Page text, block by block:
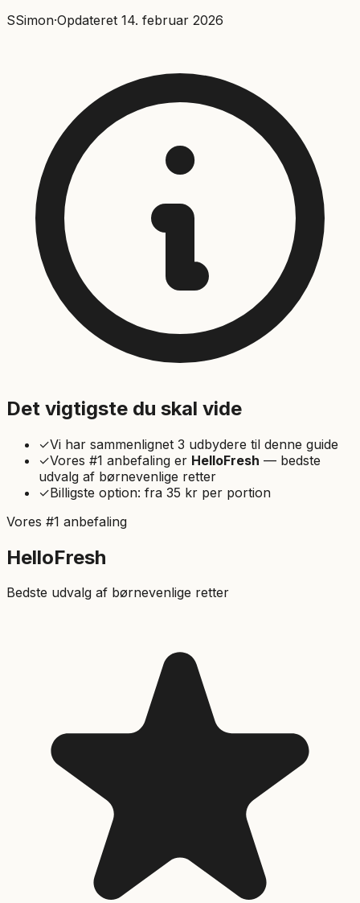
SSimon·Opdateret 14. februar 2026
Det vigtigste du skal vide
✓Vi har sammenlignet 3 udbydere til denne guide
✓Vores #1 anbefaling er HelloFresh — bedste
udvalg af børnevenlige retter
✓Billigste option: fra 35 kr per portion
Vores #1 anbefaling
HelloFresh
Bedste udvalg af børnevenlige retter